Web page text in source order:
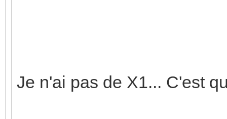
Je n'ai pas de X1... C'est